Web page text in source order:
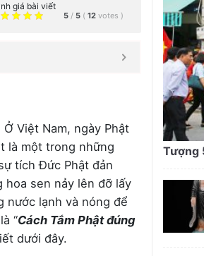
giá bài viết
5 / 5 ( 12 votes )
Việt Nam, ngày Phật
là một trong những
tích Đức Phật đản
hoa sen nảy lên đỡ lấy
nước lạnh và nóng để
“Cách Tắm Phật đúng
dưới đây.
Tượng